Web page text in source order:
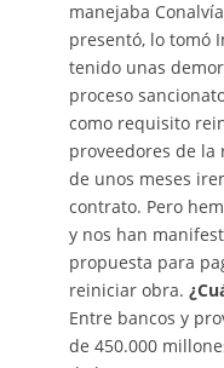
manejaba
presentó, lo tomó
tenido unas
proceso
como requisito
proveedores de la
de unos meses
contrato. Pero
y nos han
propuesta para
reiniciar obra.
Entre bancos y
de 450.000